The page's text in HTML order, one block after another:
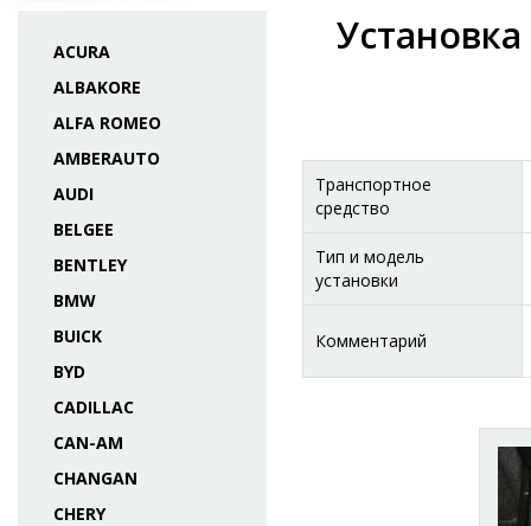
ACURA
ALBAKORE
ALFA ROMEO
AMBERAUTO
AUDI
BELGEE
BENTLEY
BMW
BUICK
BYD
CADILLAC
CAN-AM
CHANGAN
CHERY
Транспортное
средство
Тип и модель
установки
Комментарий